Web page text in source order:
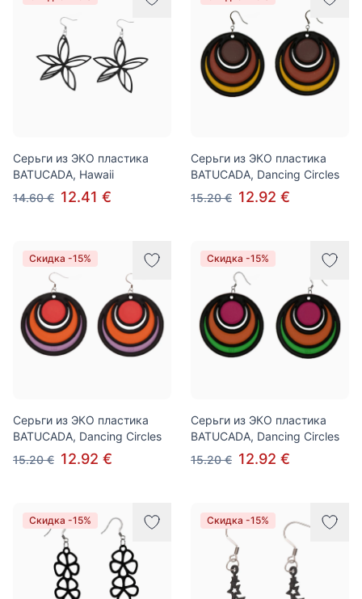
Cерьги из ЭКО пластика
BATUCADA, Hawaii
14.60 € 12.41 €
Cерьги из ЭКО пластика
BATUCADA, Dancing Circles
15.20 € 12.92 €
Скидка -15%
Cерьги из ЭКО пластика
BATUCADA, Dancing Circles
15.20 € 12.92 €
Скидка -15%
Cерьги из ЭКО пластика
BATUCADA, Dancing Circles
15.20 € 12.92 €
Скидка -15% Скидка -15%